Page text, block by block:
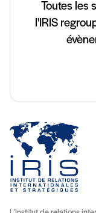
Toutes les
l'IRIS